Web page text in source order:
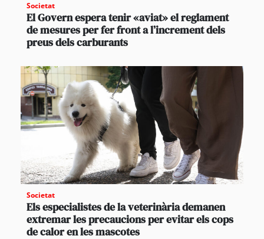
Societat
El Govern espera tenir «aviat» el reglament
de mesures per fer front a l’increment dels
preus dels carburants
Societat
Els especialistes de la veterinària demanen
extremar les precaucions per evitar els cops
de calor en les mascotes